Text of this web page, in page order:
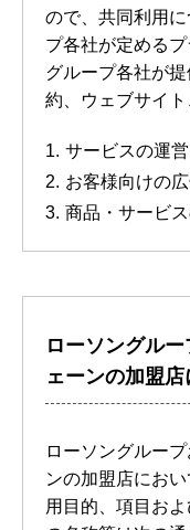
ので、共同利用
プ各社が定める
グループ各社が
約、ウェブサイト
サービスの運
お客様向けの
商品・サービ
ローソングル
ェーンの加盟
ローソングルー
ンの加盟店にお
用目的、項目お